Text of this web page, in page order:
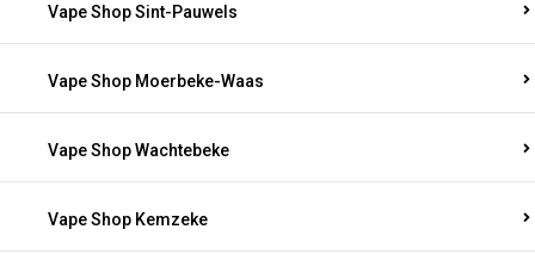
Vape Shop Sint-Pauwels
Vape Shop Moerbeke-Waas
Vape Shop Wachtebeke
Vape Shop Kemzeke